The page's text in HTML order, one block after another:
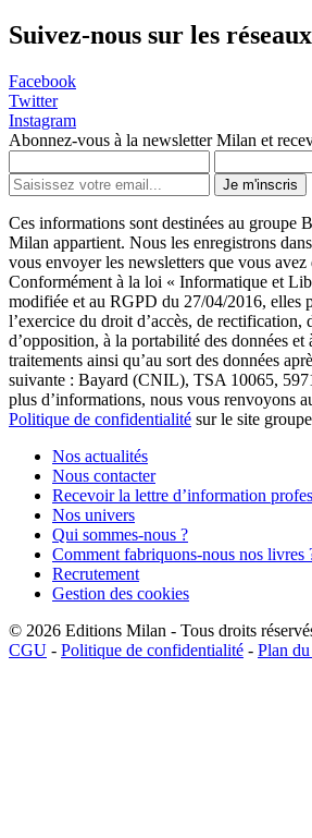
Suivez-nous sur les réseaux
Facebook
Twitter
Instagram
Abonnez-vous à la newsletter Milan et
Je m'inscris
Ces informations sont destinées au groupe
Milan appartient. Nous les enregistrons
vous envoyer les newsletters que vous avez
Conformément à la loi « Informatique et
modifiée et au RGPD du 27/04/2016, elles
l’exercice du droit d’accès, de rectification,
d’opposition, à la portabilité des données
traitements ainsi qu’au sort des données
suivante : Bayard (CNIL), TSA 10065,
plus d’informations, nous vous renvoyons
Politique de confidentialité sur le site
Nos actualités
Nous contacter
Recevoir la lettre d’information
Nos univers
Qui sommes-nous ?
Comment fabriquons-nous nos livres
Recrutement
Gestion des cookies
© 2026 Editions Milan - Tous droits
CGU - Politique de confidentialité - Plan